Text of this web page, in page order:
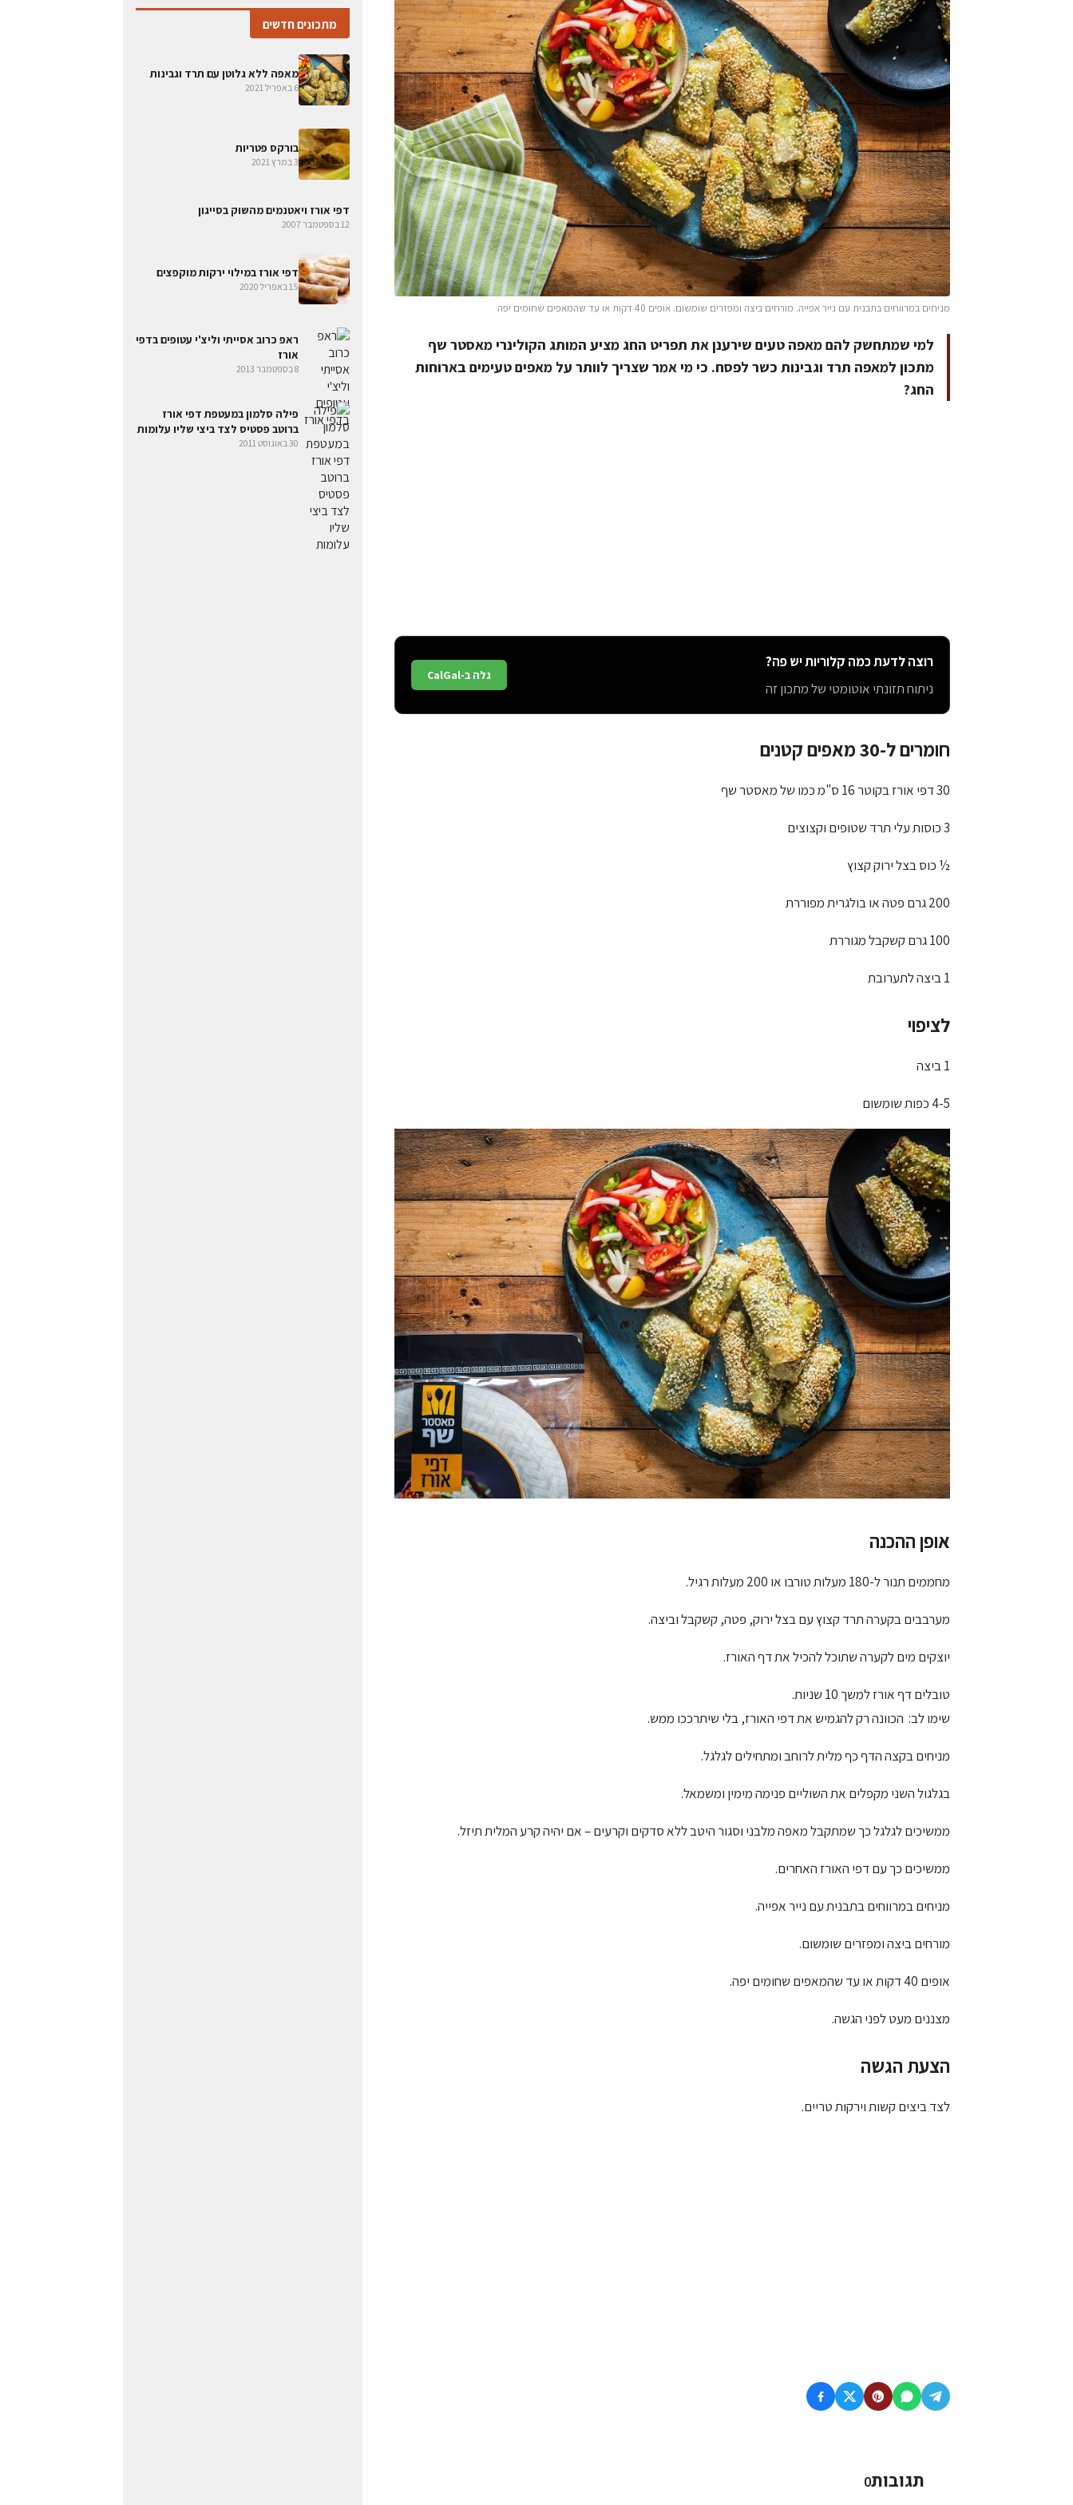
מניחים במרווחים בתבנית עם נייר אפייה. מורחים ביצה ומפזרים שומשום. אופים 40 דקות או עד שהמאפים שחומים יפה
למי שמתחשק להם מאפה טעים שירענן את תפריט החג מציע המותג הקולינרי מאסטר שף
מתכון למאפה תרד וגבינות כשר לפסח. כי מי אמר שצריך לוותר על מאפים טעימים בארוחות
החג?
רוצה לדעת כמה קלוריות יש פה?
ניתוח תזונתי אוטומטי של מתכון זה
גלה ב-CalGal
חומרים ל-30 מאפים קטנים
30 דפי אורז בקוטר 16 ס"מ כמו של מאסטר שף
3 כוסות עלי תרד שטופים וקצוצים
½ כוס בצל ירוק קצוץ
200 גרם פטה או בולגרית מפוררת
100 גרם קשקבל מגוררת
1 ביצה לתערובת
לציפוי
1 ביצה
4-5 כפות שומשום
אופן ההכנה
מחממים תנור ל-180 מעלות טורבו או 200 מעלות רגיל.
מערבבים בקערה תרד קצוץ עם בצל ירוק, פטה, קשקבל וביצה.
יוצקים מים לקערה שתוכל להכיל את דף האורז.
טובלים דף אורז למשך 10 שניות.
שימו לב: הכוונה רק להגמיש את דפי האורז, בלי שיתרככו ממש.
מניחים בקצה הדף כף מלית לרוחב ומתחילים לגלגל.
בגלגול השני מקפלים את השוליים פנימה מימין ומשמאל.
ממשיכים לגלגל כך שמתקבל מאפה מלבני וסגור היטב ללא סדקים וקרעים – אם יהיה קרע המלית תיזל.
ממשיכים כך עם דפי האורז האחרים.
מניחים במרווחים בתבנית עם נייר אפייה.
מורחים ביצה ומפזרים שומשום.
אופים 40 דקות או עד שהמאפים שחומים יפה.
מצננים מעט לפני הגשה.
הצעת הגשה
לצד ביצים קשות וירקות טריים.
תגובות0
מתכונים חדשים
מאפה ללא גלוטן עם תרד וגבינות
6 באפריל 2021
בורקס פטריות
3 במרץ 2021
דפי אורז ויאטנמים מהשוק בסייגון
12 בספטמבר 2007
דפי אורז במילוי ירקות מוקפצים
15 באפריל 2020
ראפ כרוב אסייתי וליצ'י עטופים בדפי
אורז
8 בספטמבר 2013
פילה סלמון במעטפת דפי אורז
ברוטב פסטיס לצד ביצי שליו עלומות
30 באוגוסט 2011